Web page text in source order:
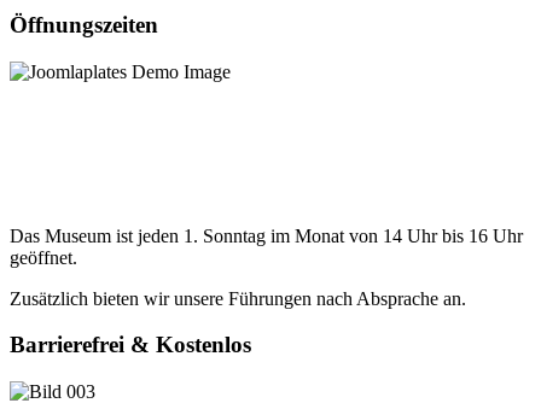
Öffnungszeiten
Das Museum ist jeden 1. Sonntag im Monat von 14 Uhr bis 16 Uhr
geöffnet.
Zusätzlich bieten wir unsere Führungen nach Absprache an.
Barrierefrei & Kostenlos